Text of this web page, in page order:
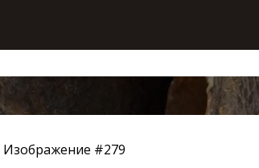
Изображение #279